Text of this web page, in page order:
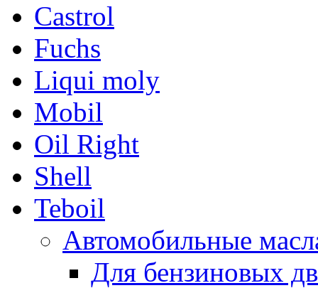
Castrol
Fuchs
Liqui moly
Mobil
Oil Right
Shell
Teboil
Автомобильные
Для бензиновых